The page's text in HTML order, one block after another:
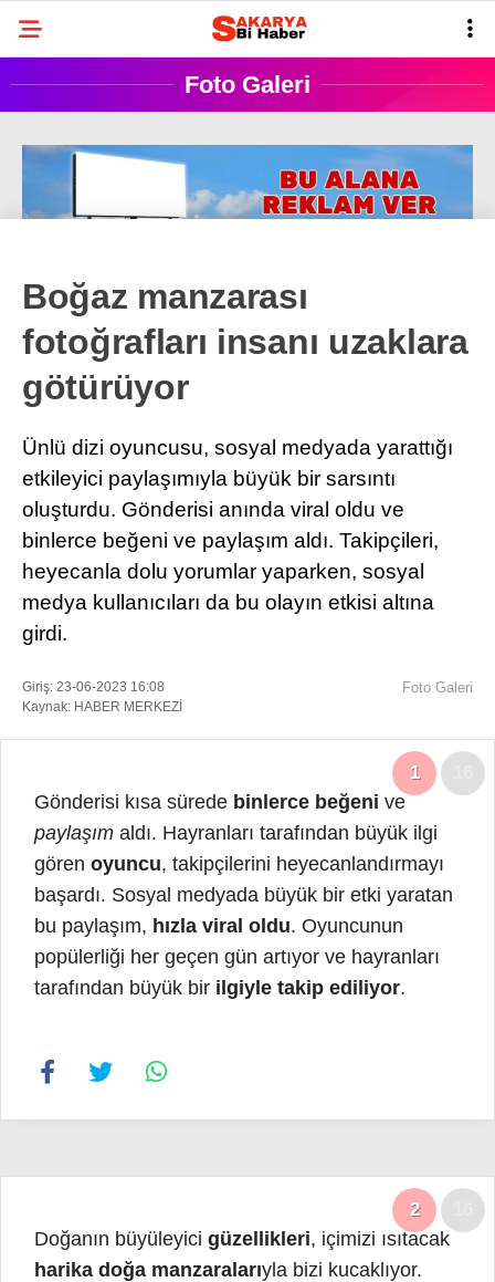
Facebook
Instagram
Youtube
SAKARYA
BELEDIYELER
ESNAF
SIYASET
TARIHI ANLAYALIM
SAĞLIK
TEKNOLOJI
DÜNYADAN
SERVISLER
Foto Galeri
Boğaz manzarası
fotoğrafları insanı uzaklara
götürüyor
Ünlü dizi oyuncusu, sosyal medyada yarattığı
etkileyici paylaşımıyla büyük bir sarsıntı
oluşturdu. Gönderisi anında viral oldu ve
binlerce beğeni ve paylaşım aldı. Takipçileri,
heyecanla dolu yorumlar yaparken, sosyal
medya kullanıcıları da bu olayın etkisi altına
girdi.
Giriş: 23-06-2023 16:08
Kaynak: HABER MERKEZİ
Foto Galeri
1
Gönderisi kısa sürede binlerce beğeni ve
paylaşım aldı. Hayranları tarafından büyük ilgi
gören oyuncu, takipçilerini heyecanlandırmayı
başardı. Sosyal medyada büyük bir etki yaratan
bu paylaşım, hızla viral oldu. Oyuncunun
popülerliği her geçen gün artıyor ve hayranları
tarafından büyük bir ilgiyle takip ediliyor.
2
Doğanın büyüleyici güzellikleri, içimizi ısıtacak
harika doğa manzaralarıyla bizi kucaklıyor.